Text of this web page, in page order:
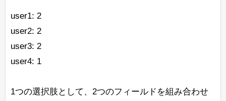
user1: 2
user2: 2
user3: 2
user4: 1
1つの選択肢として、2つのフィールドを組み合わせ